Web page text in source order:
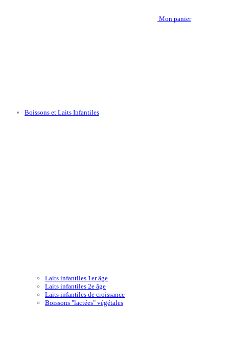
Mon panier
Boissons et Laits Infantiles
Laits infantiles 1er âge
Laits infantiles 2e âge
Laits infantiles de croissance
Boissons "lactées" végétales